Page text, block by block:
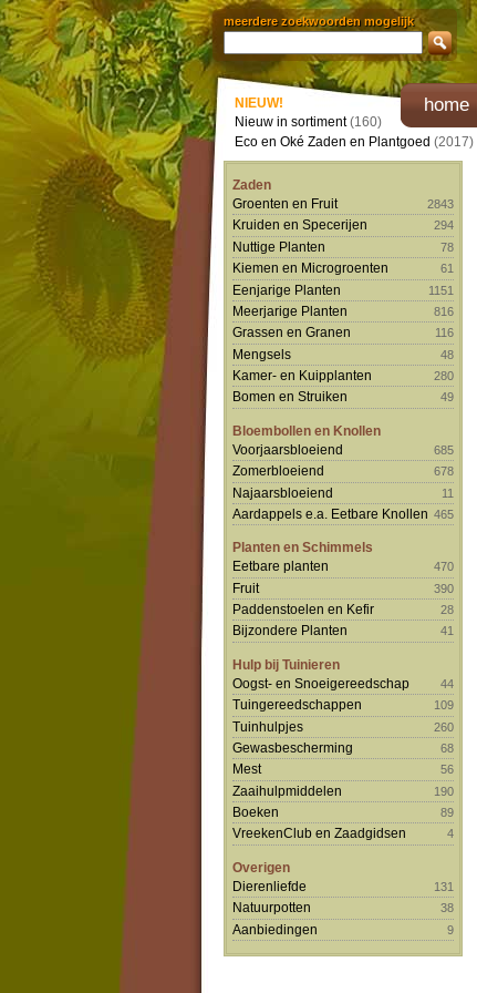
meerdere zoekwoorden mogelijk
home
NIEUW!
Nieuw in sortiment(160)
Eco en Oké Zaden en Plantgoed (2017)
Zaden
Groenten en Fruit
2843
Kruiden en Specerijen 294
Nuttige Planten 78
Kiemen en Microgroenten 61
Eenjarige Planten 1151
Meerjarige Planten 816
Grassen en Granen 116
Mengsels 48
Kamer- en Kuipplanten 280
Bomen en Struiken 49
Bloembollen en Knollen
Voorjaarsbloeiend
685
Zomerbloeiend 678
Najaarsbloeiend 11
Aardappels e.a. Eetbare Knollen 465
Planten en Schimmels
Eetbare planten
470
Fruit 390
Paddenstoelen en Kefir 28
Bijzondere Planten 41
Hulp bij Tuinieren
Oogst- en Snoeigereedschap
44
Tuingereedschappen 109
Tuinhulpjes 260
Gewasbescherming 68
Mest 56
Zaaihulpmiddelen 190
Boeken 89
VreekenClub en Zaadgidsen 4
Overigen
Dierenliefde
131
Natuurpotten 38
Aanbiedingen 9